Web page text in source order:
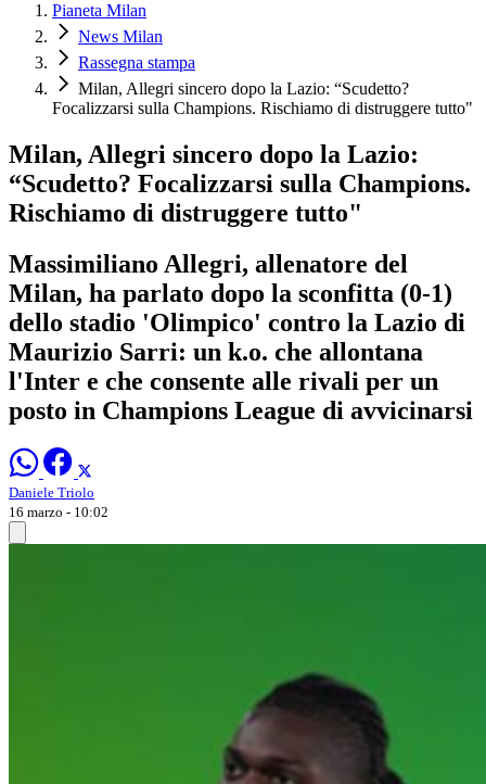
Pianeta Milan
News Milan
Rassegna stampa
Milan, Allegri sincero dopo la Lazio: “Scudetto?
Focalizzarsi sulla Champions. Rischiamo di distruggere tutto"
Milan, Allegri sincero dopo la Lazio:
“Scudetto? Focalizzarsi sulla Champions.
Rischiamo di distruggere tutto"
Massimiliano Allegri, allenatore del
Milan, ha parlato dopo la sconfitta (0-1)
dello stadio 'Olimpico' contro la Lazio di
Maurizio Sarri: un k.o. che allontana
l'Inter e che consente alle rivali per un
posto in Champions League di avvicinarsi
Daniele Triolo
16 marzo - 10:02